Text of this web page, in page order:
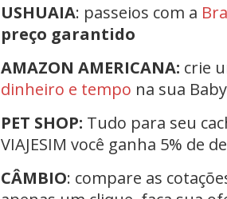
USHUAIA: passeios com a
preço garantido
AMAZON AMERICANA: crie
dinheiro e tempo na sua
PET SHOP: Tudo para seu
VIAJESIM você ganha 5% de
CÂMBIO: compare as